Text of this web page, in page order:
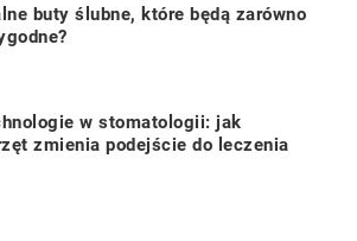
buty ślubne, które będą zarówno
w stomatologii: jak
zmienia podejście do leczenia